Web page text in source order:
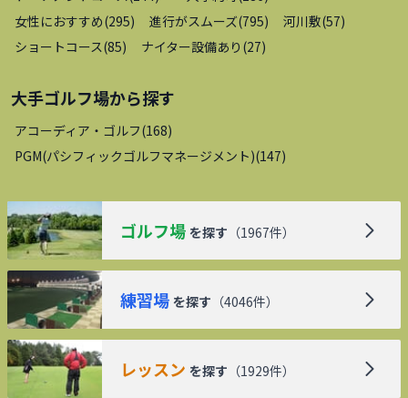
女性におすすめ(295) 進行がスムーズ(795) 河川敷(57)
ショートコース(85) ナイター設備あり (27)
大手ゴルフ場から探す
アコーディア・ゴルフ(168)
PGM(パシフィックゴルフマネージメント)(147)
ゴルフ場 を探す （1967件）
練習場 を探す （4046件）
レッスン を探す （1929件）